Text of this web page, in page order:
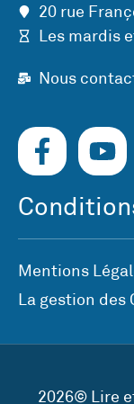
20 rue
Les mardis
Nous
Mentions
La gestion des
2026© Lire